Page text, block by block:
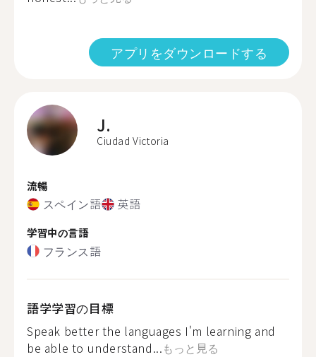
アプリをダウンロードする
J.
Ciudad Victoria
流暢
スペイン語 英語
学習中の言語
フランス語
語学学習の目標
Speak better the languages I'm learning and
be able to understand...もっと見る